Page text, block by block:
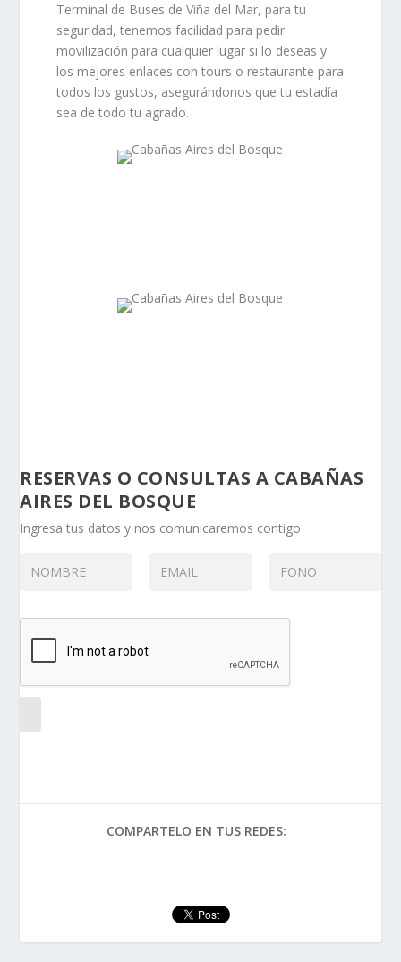
Terminal de Buses de Viña del Mar, para tu
seguridad, tenemos facilidad para pedir
movilización para cualquier lugar si lo deseas y
los mejores enlaces con tours o restaurante para
todos los gustos, asegurándonos que tu estadía
sea de todo tu agrado.
RESERVAS O CONSULTAS A CABAÑAS
AIRES DEL BOSQUE
Ingresa tus datos y nos comunicaremos contigo
COMPARTELO EN TUS REDES: